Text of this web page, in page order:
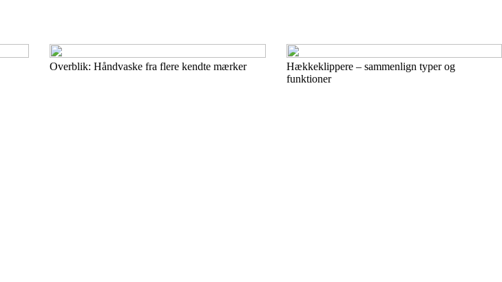
Overblik: Håndvaske fra flere kendte mærker
Hækkeklippere – sammenlign typer og
funktioner